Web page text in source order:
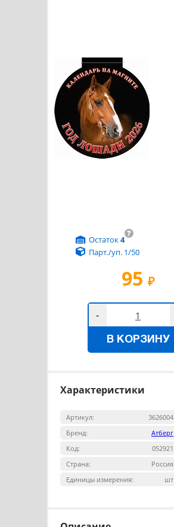
95 ₽
?
Остаток4
Парт./уп. 1/50
-
В КОРЗИНУ
Характеристики
Артикул:
3626004
Бренд:
Атберг
Код:
052921
Страна:
Россия
Единицы измерения:
шт